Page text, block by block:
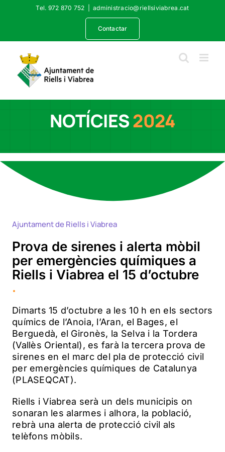
Tel. 972 870 752 administracio@riellsiviabrea.cat
Contactar
NOTÍCIES2024
Ajuntament de Riells i Viabrea
Prova de sirenes i alerta mòbil
per emergències químiques a
Riells i Viabrea el 15 d’octubre
.
Dimarts 15 d’octubre a les 10 h en els sectors
químics de l’Anoia, l’Aran, el Bages, el
Berguedà, el Gironès, la Selva i la Tordera
(Vallès Oriental), es farà la tercera prova de
sirenes en el marc del pla de protecció civil
per emergències químiques de Catalunya
(PLASEQCAT).
Riells i Viabrea serà un dels municipis on
sonaran les alarmes i alhora, la població,
rebrà una alerta de protecció civil als
telèfons mòbils.